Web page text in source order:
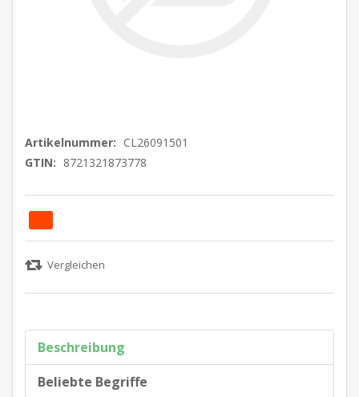
Artikelnummer: CL26091501
GTIN: 8721321873778
Beschreibung
Beliebte Begriffe